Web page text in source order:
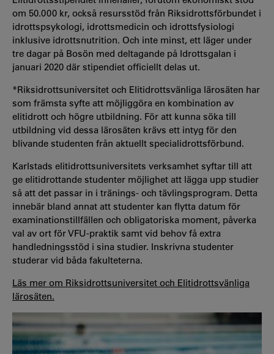
om 50.000 kr, också resursstöd från Riksidrottsförbundet i
idrottspsykologi, idrottsmedicin och idrottsfysiologi
inklusive idrottsnutrition. Och inte minst, ett läger under
tre dagar på Bosön med deltagande på Idrottsgalan i
januari 2020 där stipendiet officiellt delas ut.
*Riksidrottsuniversitet och Elitidrottsvänliga lärosäten har
som främsta syfte att möjliggöra en kombination av
elitidrott och högre utbildning. För att kunna söka till
utbildning vid dessa lärosäten krävs ett intyg för den
blivande studenten från aktuellt specialidrottsförbund.
Karlstads elitidrottsuniversitets verksamhet syftar till att
ge elitidrottande studenter möjlighet att lägga upp studier
så att det passar in i tränings- och tävlingsprogram. Detta
innebär bland annat att studenter kan flytta datum för
examinationstillfällen och obligatoriska moment, påverka
val av ort för VFU-praktik samt vid behov få extra
handledningsstöd i sina studier. Inskrivna studenter
studerar vid båda fakulteterna.
Läs mer om Riksidrottsuniversitet och Elitidrottsvänliga
lärosäten.